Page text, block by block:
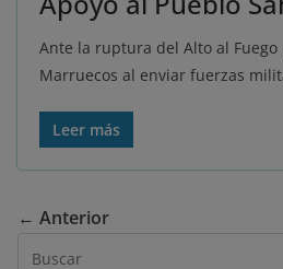
Ante la ruptura del Alto al
Marruecos al enviar fuerzas
Leer más
← Anterior